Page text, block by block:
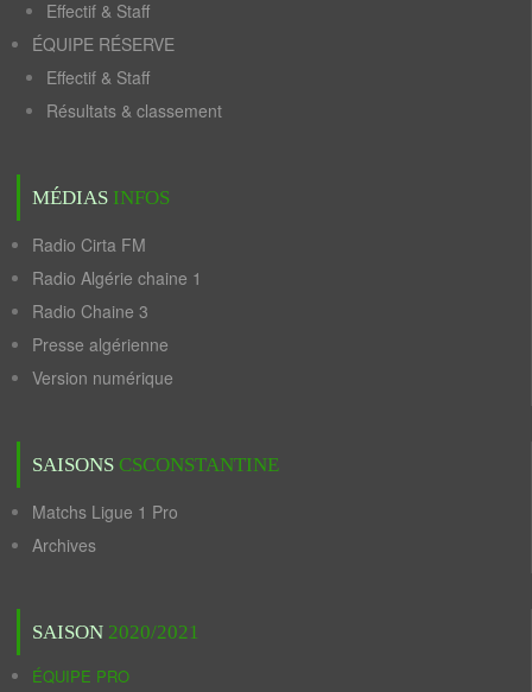
Effectif & Staff
ÉQUIPE RÉSERVE
Effectif & Staff
Résultats & classement
MÉDIAS INFOS
Radio Cirta FM
Radio Algérie chaine 1
Radio Chaine 3
Presse algérienne
Version numérique
SAISONS CSCONSTANTINE
Matchs Ligue 1 Pro
Archives
SAISON 2020/2021
ÉQUIPE PRO